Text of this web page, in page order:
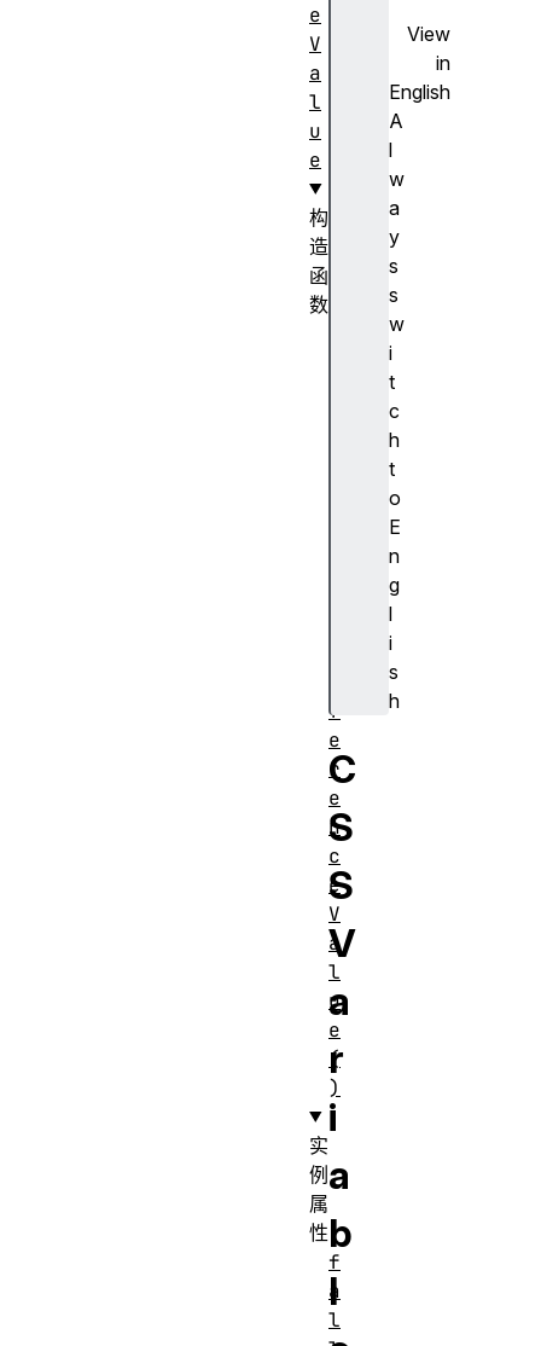
View
in
English
A
l
w
a
y
s
s
w
i
t
c
h
t
o
E
n
g
l
i
s
h
C
S
S
V
a
r
i
a
b
l
e
V
a
l
u
e
构
造
函
数
f
e
r
e
n
c
e
V
a
l
u
e
(
)
实
例
属
性
f
a
l